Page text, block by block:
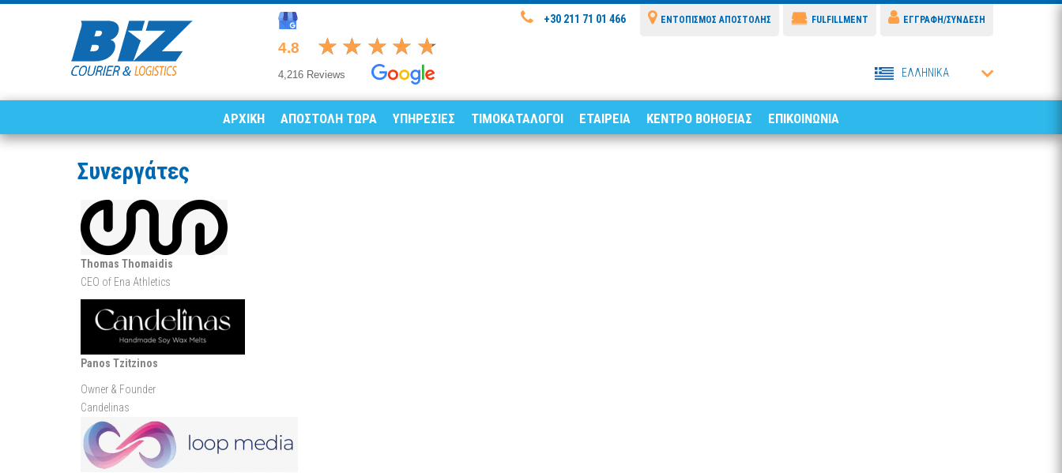
+30 211 71 01 466 ΕΝΤΟΠΙΣΜΟΣ ΑΠΟΣΤΟΛΗΣ FULFILLMENT ΕΓΓΡΑΦΗ/ΣΥΝΔΕΣΗ
ΕΛΛΗΝΙΚΑ
ΑΡΧΙΚΗ ΑΠΟΣΤΟΛΗ ΤΩΡΑ ΥΠΗΡΕΣΙΕΣ ΤΙΜΟΚΑΤΑΛΟΓΟΙ ΕΤΑΙΡΕΙΑ ΚΕΝΤΡΟ ΒΟΗΘΕΙΑΣ ΕΠΙΚΟΙΝΩΝΙΑ
Συνεργάτες
Thomas Thomaidis
CEO of Ena Athletics
Panos Tzitzinos
Owner & Founder
Candelinas